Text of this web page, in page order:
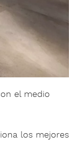
el medio
los mejores